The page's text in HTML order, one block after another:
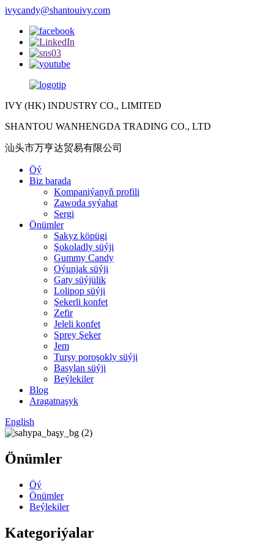
ivycandy@shantouivy.com
IVY (HK) INDUSTRY CO., LIMITED
SHANTOU WANHENGDA TRADING CO., LTD
汕头市万亨达贸易有限公司
Öý
Biz barada
Kompaniýanyň profili
Zawoda syýahat
Sergi
Önümler
Sakyz köpügi
Şokoladly süýji
Gummy Candy
Oýunjak süýji
Gaty süýjülik
Lolipop süýji
Şekerli konfet
Zefir
Jeleli konfet
Sprey Şeker
Jem
Turşy poroşokly süýji
Basylan süýji
Beýlekiler
Blog
Aragatnaşyk
English
Önümler
Öý
Önümler
Beýlekiler
Kategoriýalar